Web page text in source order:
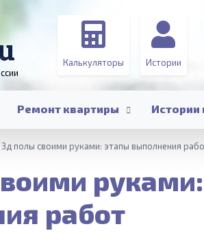
Калькуляторы Истории
Ремонт квартиры Истории
3д полы своими руками: этапы выполнения
работ